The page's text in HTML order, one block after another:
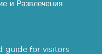
и Развлечения
guide for visitors